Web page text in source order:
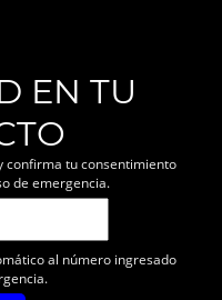
EN TU
confirma tu consentimiento
de emergencia.
al número ingresado